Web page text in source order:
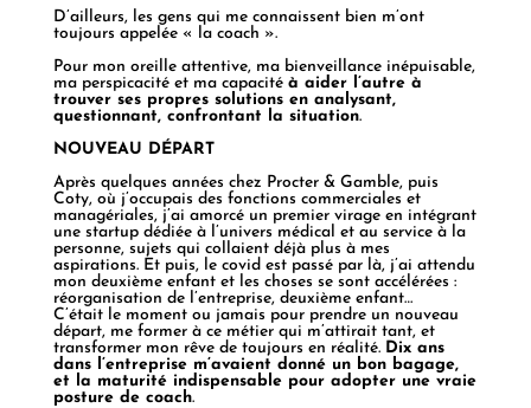
D’ailleurs, les gens qui me connaissent bien m’ont
toujours appelée « la coach ».
Pour mon oreille attentive, ma bienveillance inépuisable,
ma perspicacité et ma capacité à aider l’autre à
trouver ses propres solutions en analysant,
questionnant, confrontant la situation.
NOUVEAU DÉPART
Après quelques années chez Procter & Gamble, puis
Coty, où j’occupais des fonctions commerciales et
managériales, j’ai amorcé un premier virage en intégrant
une startup dédiée à l’univers médical et au service à la
personne, sujets qui collaient déjà plus à mes
aspirations. Et puis, le covid est passé par là, j’ai attendu
mon deuxième enfant et les choses se sont accélérées :
réorganisation de l’entreprise, deuxième enfant…
C’était le moment ou jamais pour prendre un nouveau
départ, me former à ce métier qui m’attirait tant, et
transformer mon rêve de toujours en réalité. Dix ans
dans l’entreprise m’avaient donné un bon bagage,
et la maturité indispensable pour adopter une vraie
posture de coach.